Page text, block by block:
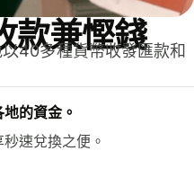
款兼慳錢
40多種貨幣收發匯款和
的資金。
速兌換之便。